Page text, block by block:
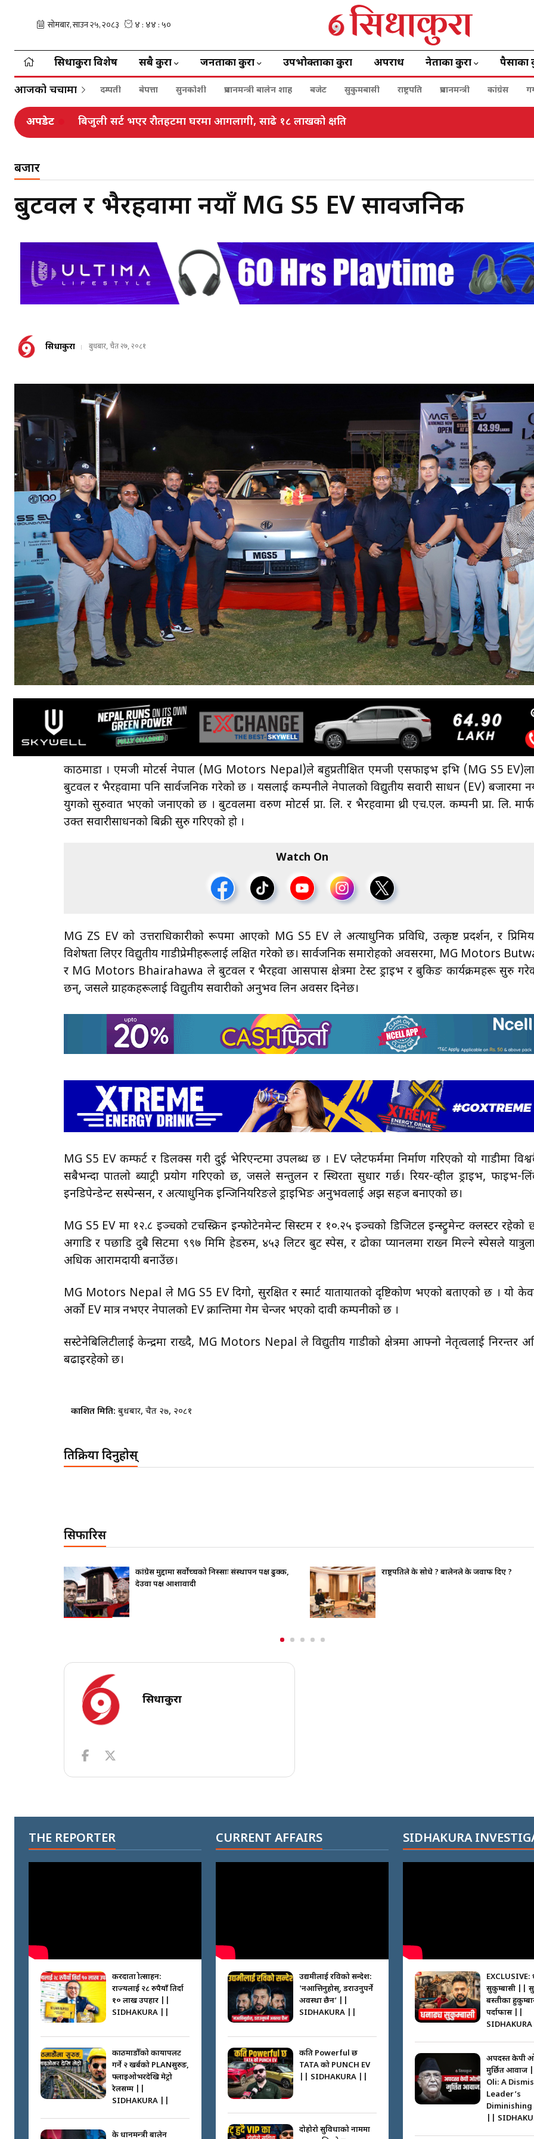
सिधाकुरा विशेष सबै कुरा जनताका कुरा उपभोक्ताका कुरा अपराध नेताका कुरा पैसाका
आजको चर्चामा दम्पती बेपत्ता सुनकोशी प्रधानमन्त्री बालेन शाह बजेट सुकुमबासी राष्ट्रपति प्रधानमन्त्री कांग्रेस
अपडेट बिजुली सर्ट भएर रौतहटमा घरमा आगलागी, साढे १८ लाखको क्षति
बजार
बुटवल र भैरहवामा नयाँ MG S5 EV सार्वजनिक
सिधाकुरा बुधबार, चैत २७, २०८१
काठमाडाैँ । एमजी माेटर्स नेपाल (MG Motors Nepal)ले बहुप्रतीक्षित एमजी एसफाइभ इभि (MG S5
बुटवल र भैरहवामा पनि सार्वजनिक गरेकाे छ । यसलाई कम्पनीले नेपालको विद्युतीय सवारी साधन (EV) बजारमा
युगको सुरुवात भएकाे जनाएकाे छ । बुटवलमा वरुण मोटर्स प्रा. लि. र भैरहवामा थ्री एच.एल. कम्पनी प्रा. लि.
उक्त सवारीसाधनको बिक्री सुरु गरिएको हो ।
Watch On
MG ZS EV को उत्तराधिकारीको रूपमा आएको MG S5 EV ले अत्याधुनिक प्रविधि, उत्कृष्ट प्रदर्शन, र
विशेषता लिएर विद्युतीय गाडीप्रेमीहरूलाई लक्षित गरेको छ। सार्वजनिक समारोहको अवसरमा, MG Motors
र MG Motors Bhairahawa ले बुटवल र भैरहवा आसपास क्षेत्रमा टेस्ट ड्राइभ र बुकिङ कार्यक्रमहरू सुरु
छन्, जसले ग्राहकहरूलाई विद्युतीय सवारीको अनुभव लिन अवसर दिनेछ।
MG S5 EV कम्फर्ट र डिलक्स गरी दुई भेरिएन्टमा उपलब्ध छ । EV प्लेटफर्ममा निर्माण गरिएको यो गाडीमा
सबैभन्दा पातलो ब्याट्री प्रयोग गरिएको छ, जसले सन्तुलन र स्थिरता सुधार गर्छ। रियर-व्हील ड्राइभ, फाइभ-
इनडिपेन्डेन्ट सस्पेन्सन, र अत्याधुनिक इन्जिनियरिङले ड्राइभिङ अनुभवलाई अझ सहज बनाएको छ।
MG S5 EV मा १२.८ इञ्चको टचस्क्रिन इन्फोटेनमेन्ट सिस्टम र १०.२५ इञ्चको डिजिटल इन्स्ट्रुमेन्ट क्लस्टर रहेको
अगाडि र पछाडि दुबै सिटमा ९९७ मिमि हेडरुम, ४५३ लिटर बुट स्पेस, र ढोका प्यानलमा राख्न मिल्ने स्पेसले
अधिक आरामदायी बनाउँछ।
MG Motors Nepal ले MG S5 EV दिगो, सुरक्षित र स्मार्ट यातायातको दृष्टिकोण भएकाे बताएकाे छ । यो
अर्को EV मात्र नभएर नेपालको EV क्रान्तिमा गेम चेन्जर भएकाे दावी कम्पनीकाे छ ।
सस्टेनेबिलिटीलाई केन्द्रमा राख्दै, MG Motors Nepal ले विद्युतीय गाडीको क्षेत्रमा आफ्नो नेतृत्वलाई निरन्तर
बढाइरहेको छ।
प्रकाशित मिति: बुधबार, चैत २७, २०८१
प्रतिक्रिया दिनुहोस्
सिफारिस
राष्ट्रपतिले के सोधे ? बालेनले के जवाफ दिए ?
भाइचारा खलबलाउने कुनै पनि क्रियाकलापप्रति
सिधाकुरा
THE REPORTER
करदाता प्रोत्साहन:
राज्यलाई २८ रुपैयाँ तिर्दा
१० लाख उपहार ||
SIDHAKURA ||
काठमाडौँको कायापलट
गर्ने २ खर्बको PLANसुरुङ,
फ्लाइओभरदेखि मेट्रो
रेलसम्म ||
SIDHAKURA ||
के प्रधानमन्त्री बालेन
CURRENT AFFAIRS
उद्यमीलाई रविको सन्देश:
'नआत्तिनुहोस्, डराउनुपर्ने
अवस्था छैन’ ||
SIDHAKURA ||
कति Powerful छ
TATA को PUNCH EV
|| SIDHAKURA ||
दोहोरो सुविधाको नाममा
SIDHAKURA
EXCLUSIVE:
सुकुम्बासी ||
बस्तीका
पर्दाफास ||
SIDHAKURA
अपदस्त केपी
मुर्छित आवाज
Oli: A
Leader’s
Diminishing
||